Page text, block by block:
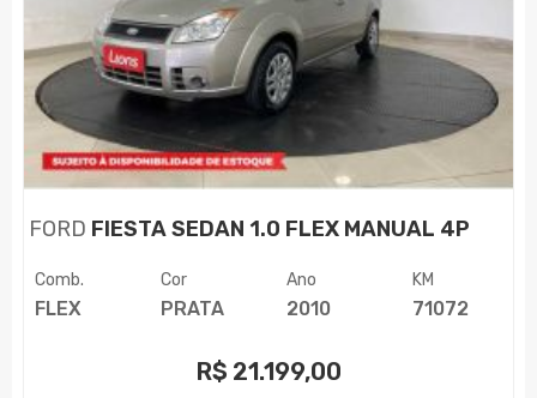
FORD FIESTA SEDAN 1.0 FLEX MANUAL 4P
Comb.
FLEX
Cor
PRATA
Ano
2010
KM
71072
R$ 21.199,00